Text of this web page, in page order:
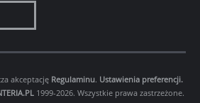
akceptację Regulaminu. Ustawienia preferencji.
1999-2026. Wszystkie prawa zastrzeżone.